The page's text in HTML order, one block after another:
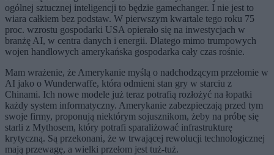
ogólnej sztucznej inteligencji to będzie gamechanger. I nie jest to
wiara całkiem bez podstaw. W pierwszym kwartale tego roku 75
proc. wzrostu gospodarki USA opierało się na inwestycjach w
branżę AI, w centra danych i energii. Dlatego mimo trumpowych
wojen handlowych amerykańska gospodarka cały czas rośnie.
Mam wrażenie, że Amerykanie myślą o nadchodzącym przełomie w
AI jako o Wunderwaffe, która odmieni stan gry w starciu z
Chinami. Ich nowe modele już teraz potrafią rozłożyć na łopatki
każdy system informatyczny. Amerykanie zabezpieczają przed tym
swoje firmy, proponują niektórym sojusznikom, żeby na próbę się
starli z Mythosem, który potrafi sparaliżować infrastrukturę
krytyczną. Są przekonani, że w trwającej rewolucji technologicznej
mają przewagę, a wielki przełom jest tuż-tuż.